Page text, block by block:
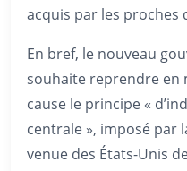
acquis par les proches
En bref, le nouveau
souhaite reprendre en
cause le principe «
centrale », imposé par
venue des États-Unis